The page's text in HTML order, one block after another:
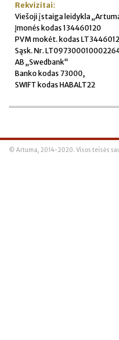
Rekvizitai:
Viešoji įstaiga leidykla
Įmonės kodas 134460120
PVM mokėt. kodas
Sąsk. Nr.
AB „Swedbank“
Banko kodas 73000,
SWIFT kodas HABALT22
© Artuma, 2014-2020. Visos teisės